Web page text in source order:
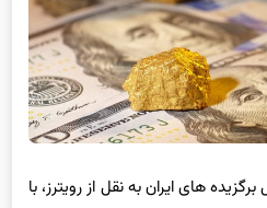
های ایران به نقل از رویترز، با